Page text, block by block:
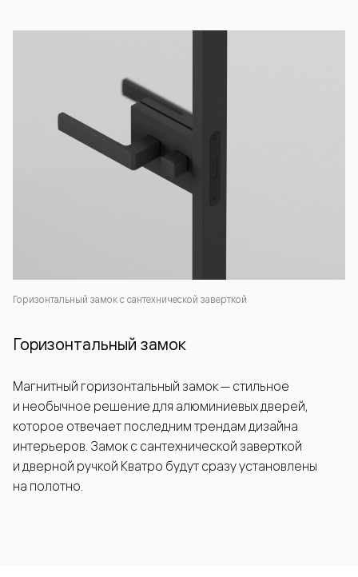
Горизонтальный замок с сантехнической заверткой
Горизонтальный замок
Магнитный горизонтальный замок — стильное
и необычное решение для алюминиевых дверей,
которое отвечает последним трендам дизайна
интерьеров. Замок с сантехнической заверткой
и дверной ручкой Кватро будут сразу установлены
на полотно.